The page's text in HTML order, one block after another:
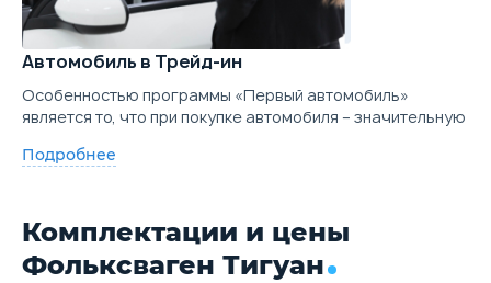
Автомобиль в Трейд-ин
Особенностью программы «Первый автомобиль»
является то, что при покупке автомобиля – значительную
Подробнее
Комплектации и цены
Фольксваген Тигуан